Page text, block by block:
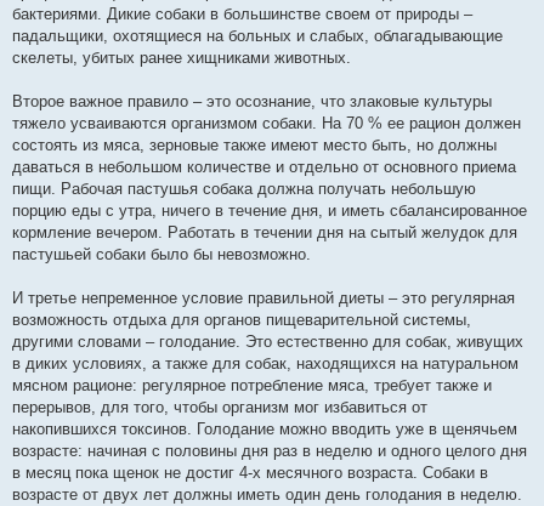
бактериями. Дикие собаки в большинстве своем от природы –
падальщики, охотящиеся на больных и слабых, облагадывающие
скелеты, убитых ранее хищниками животных.
Второе важное правило – это осознание, что злаковые культуры
тяжело усваиваются организмом собаки. На 70 % ее рацион должен
состоять из мяса, зерновые также имеют место быть, но должны
даваться в небольшом количестве и отдельно от основного приема
пищи. Рабочая пастушья собака должна получать небольшую
порцию еды с утра, ничего в течение дня, и иметь сбалансированное
кормление вечером. Работать в течении дня на сытый желудок для
пастушьей собаки было бы невозможно.
И третье непременное условие правильной диеты – это регулярная
возможность отдыха для органов пищеварительной системы,
другими словами – голодание. Это естественно для собак, живущих
в диких условиях, а также для собак, находящихся на натуральном
мясном рационе: регулярное потребление мяса, требует также и
перерывов, для того, чтобы организм мог избавиться от
накопившихся токсинов. Голодание можно вводить уже в щенячьем
возрасте: начиная с половины дня раз в неделю и одного целого дня
в месяц пока щенок не достиг 4-х месячного возраста. Собаки в
возрасте от двух лет должны иметь один день голодания в неделю.